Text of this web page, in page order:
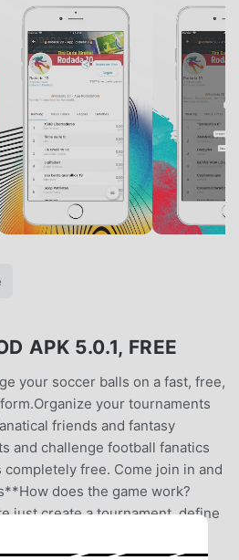
APK 5.0.1, FREE
your soccer balls on a fast, free,
your tournaments
friends and fantasy
and challenge football fanatics
completely free. Come join in and
does the game work?
just create a tournament, define
championship and import the